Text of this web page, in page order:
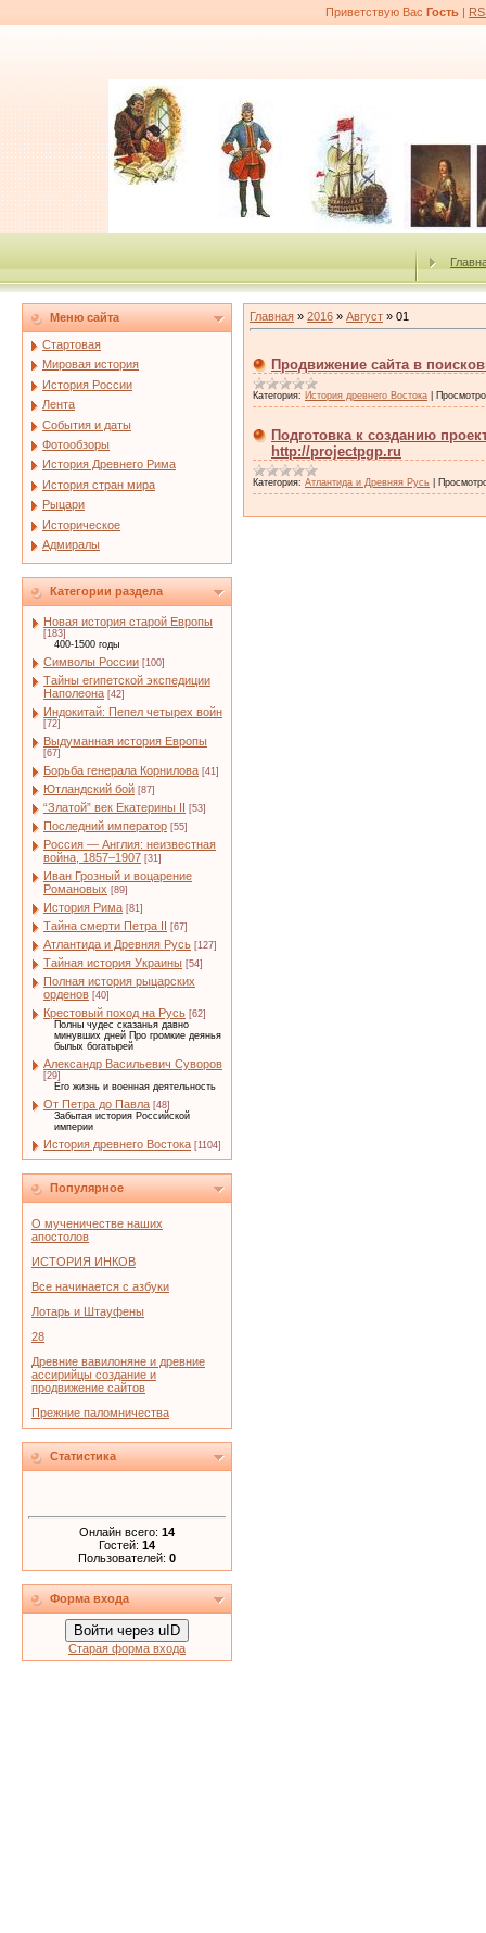
Приветствую Вас Гость |
Меню сайта
Стартовая
Мировая история
История России
Лента
События и даты
Фотообзоры
История Древнего Рима
История стран мира
Рыцари
Историческое
Адмиралы
Категории раздела
Новая история старой Европы
[183]
400-1500 годы
Символы России [100]
Тайны египетской экспедиции
Наполеона [42]
Индокитай: Пепел четырех войн
[72]
Выдуманная история Европы
[67]
Борьба генерала Корнилова [41]
Ютландский бой [87]
“Златой” век Екатерины II [53]
Последний император [55]
Россия — Англия: неизвестная
война, 1857–1907 [31]
Иван Грозный и воцарение
Романовых [89]
История Рима [81]
Тайна смерти Петра II [67]
Атлантида и Древняя Русь [127]
Тайная история Украины [54]
Полная история рыцарских
орденов [40]
Крестовый поход на Русь [62]
Полны чудес сказанья давно
минувших дней Про громкие деянья
былых богатырей
Александр Васильевич Суворов
[29]
Его жизнь и военная деятельность
От Петра до Павла [48]
Забытая история Российской
империи
История древнего Востока [1104]
Популярное
О мученичестве наших
апостолов
ИСТОРИЯ ИНКОВ
Все начинается с азбуки
Лотарь и Штауфены
28
Древние вавилоняне и древние
ассирийцы создание и
продвижение сайтов
Прежние паломничества
Статистика
Онлайн всего: 14
Гостей: 14
Пользователей: 0
Форма входа
Войти через uID
Старая форма входа
Главная » 2016 » Август » 01
Продвижение сайта в
Категория: История древнего Востока
Подготовка к созданию
http://projectpgp.ru
Категория: Атлантида и Древняя Русь